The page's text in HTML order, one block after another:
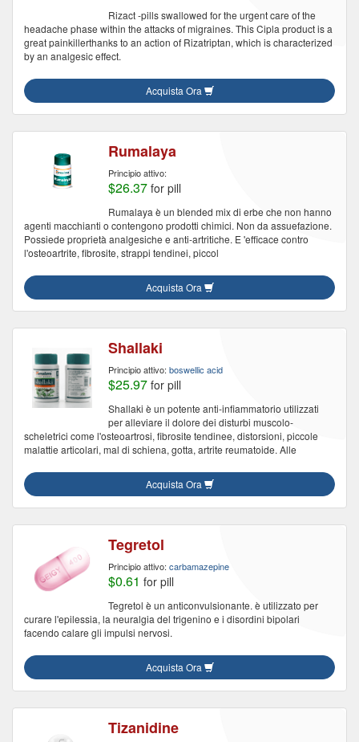
Rizact -pills swallowed for the urgent care of the
headache phase within the attacks of migraines. This Cipla product is a
great painkillerthanks to an action of Rizatriptan, which is characterized
by an analgesic effect.
Acquista Ora
Rumalaya
Principio attivo:
$26.37 for pill
Rumalaya è un blended mix di erbe che non hanno
agenti macchianti o contengono prodotti chimici. Non da assuefazione.
Possiede proprietà analgesiche e anti-artritiche. E 'efficace contro
l'osteoartrite, fibrosite, strappi tendinei, piccol
Acquista Ora
Shallaki
Principio attivo: boswellic acid
$25.97 for pill
Shallaki è un potente anti-infiammatorio utilizzati
per alleviare il dolore dei disturbi muscolo-
scheletrici come l'osteoartrosi, fibrosite tendinee, distorsioni, piccole
malattie articolari, mal di schiena, gotta, artrite reumatoide. Alle
Acquista Ora
Tegretol
Principio attivo: carbamazepine
$0.61 for pill
Tegretol è un anticonvulsionante. è utilizzato per
curare l'epilessia, la neuralgia del trigenino e i disordini bipolari
facendo calare gli impulsi nervosi.
Acquista Ora
Tizanidine